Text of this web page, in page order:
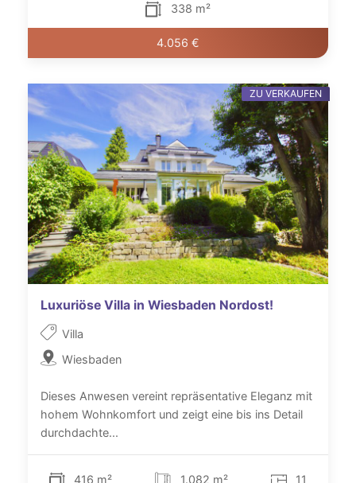
338 m²
4.056 €
Luxuriöse Villa in Wiesbaden Nordost!
Villa
Wiesbaden
Dieses Anwesen vereint repräsentative Eleganz mit
hohem Wohnkomfort und zeigt eine bis ins Detail
durchdachte...
416 m² 1.082 m² 11
ZU VERKAUFEN